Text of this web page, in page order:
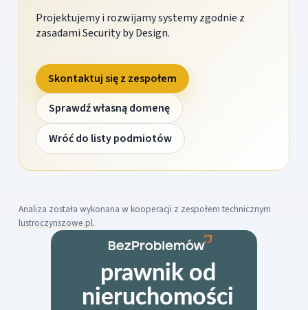
Projektujemy i rozwijamy systemy zgodnie z
zasadami Security by Design.
Skontaktuj się z zespołem
Sprawdź własną domenę
Wróć do listy podmiotów
Analiza została wykonana w kooperacji z zespołem technicznym
lustroczynszowe.pl.